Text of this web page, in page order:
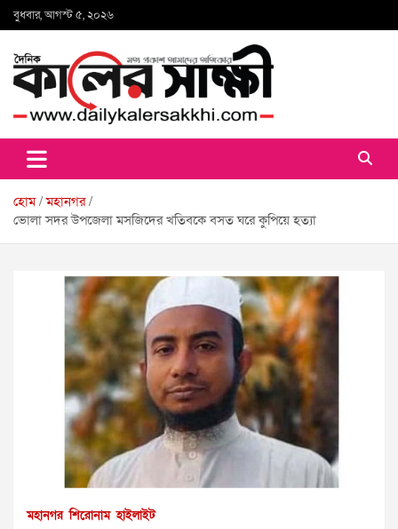
Skip
to
বুধবার, আগস্ট ৫, ২০২৬
কালের সাক্ষী
হোম মহানগর
ভোলা সদর উপজেলা মসজিদের খতিবকে বসত ঘ‌রে কু‌পি‌য়ে হত্যা
মহানগর শিরোনাম হাইলাইট